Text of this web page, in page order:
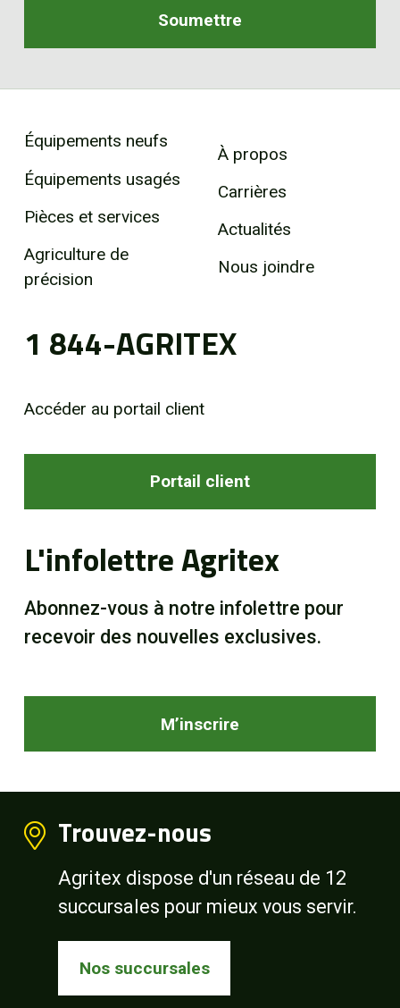
Équipements neufs
Équipements usagés
Pièces et services
Agriculture de
précision
À propos
Carrières
Actualités
Nous joindre
1 844-AGRITEX
Accéder au portail client
Portail client
L'infolettre Agritex
Abonnez-vous à notre infolettre pour
recevoir des nouvelles exclusives.
M’inscrire
Trouvez-nous
Agritex dispose d'un réseau de 12
succursales pour mieux vous servir.
Nos succursales